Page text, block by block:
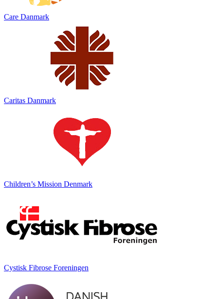
Care Danmark
Caritas Danmark
Children’s Mission Denmark
Cystisk Fibrose Foreningen